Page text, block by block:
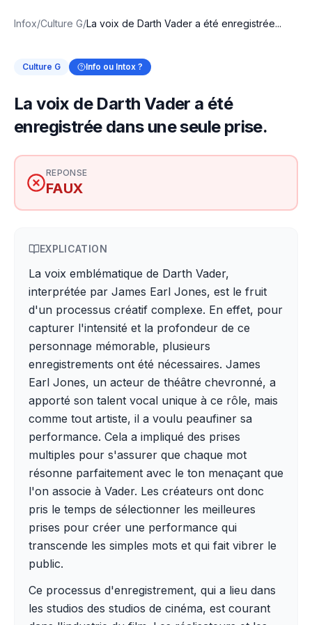
Infox/Culture G/La voix de Darth Vader a été enregistrée...
Culture G Info ou Intox ?
La voix de Darth Vader a été
enregistrée dans une seule prise.
REPONSE
FAUX
EXPLICATION
La voix emblématique de Darth Vader,
interprétée par James Earl Jones, est le fruit
d'un processus créatif complexe. En effet, pour
capturer l'intensité et la profondeur de ce
personnage mémorable, plusieurs
enregistrements ont été nécessaires. James
Earl Jones, un acteur de théâtre chevronné, a
apporté son talent vocal unique à ce rôle, mais
comme tout artiste, il a voulu peaufiner sa
performance. Cela a impliqué des prises
multiples pour s'assurer que chaque mot
résonne parfaitement avec le ton menaçant que
l'on associe à Vader. Les créateurs ont donc
pris le temps de sélectionner les meilleures
prises pour créer une performance qui
transcende les simples mots et qui fait vibrer le
public.
Ce processus d'enregistrement, qui a lieu dans
les studios des studios de cinéma, est courant